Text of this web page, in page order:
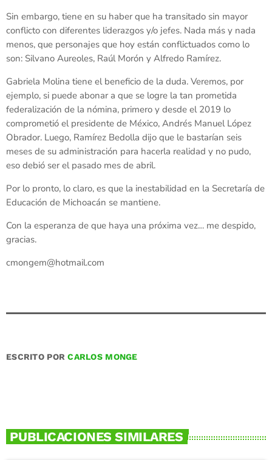
Sin embargo, tiene en su haber que ha transitado sin mayor
conflicto con diferentes liderazgos y/o jefes. Nada más y nada
menos, que personajes que hoy están conflictuados como lo
son: Silvano Aureoles, Raúl Morón y Alfredo Ramírez.
Gabriela Molina tiene el beneficio de la duda. Veremos, por
ejemplo, si puede abonar a que se logre la tan prometida
federalización de la nómina, primero y desde el 2019 lo
comprometió el presidente de México, Andrés Manuel López
Obrador. Luego, Ramírez Bedolla dijo que le bastarían seis
meses de su administración para hacerla realidad y no pudo,
eso debió ser el pasado mes de abril.
Por lo pronto, lo claro, es que la inestabilidad en la Secretaría de
Educación de Michoacán se mantiene.
Con la esperanza de que haya una próxima vez… me despido,
gracias.
cmongem@hotmail.com
ESCRITO PORCARLOS MONGE
PUBLICACIONES SIMILARES